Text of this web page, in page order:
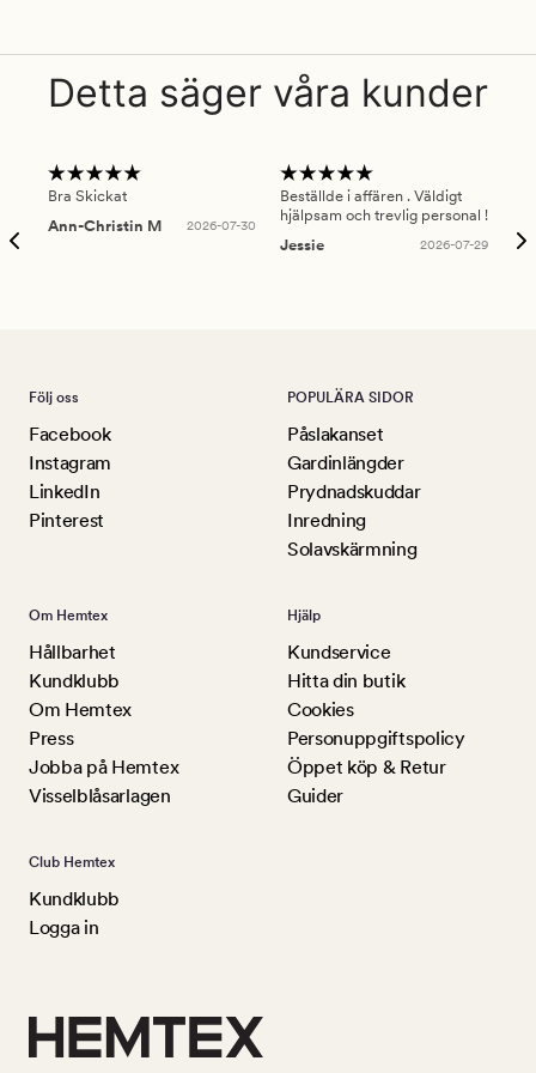
Detta säger våra kunder
Bra Skickat
Ann-Christin M
2026-07-30
Beställde i affären . Väldigt
hjälpsam och trevlig personal !
Jessie
2026-07-29
Följ oss
Facebook
Instagram
LinkedIn
Pinterest
POPULÄRA SIDOR
Påslakanset
Gardinlängder
Prydnadskuddar
Inredning
Solavskärmning
Om Hemtex
Hållbarhet
Kundklubb
Om Hemtex
Press
Jobba på Hemtex
Visselblåsarlagen
Hjälp
Kundservice
Hitta din butik
Cookies
Personuppgiftspolicy
Öppet köp & Retur
Guider
Club Hemtex
Kundklubb
Logga in